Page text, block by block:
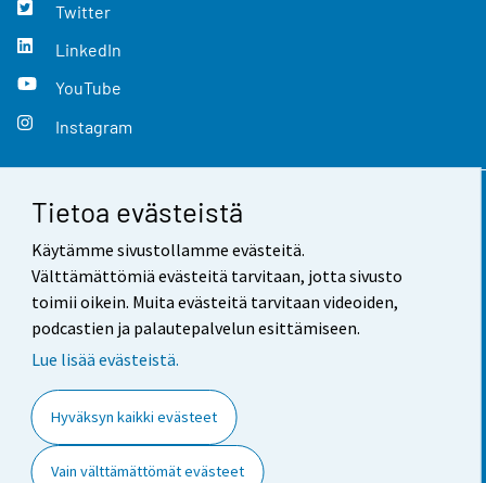
Tietoa evästeistä
Käytämme sivustollamme evästeitä.
Välttämättömiä evästeitä tarvitaan, jotta sivusto
toimii oikein. Muita evästeitä tarvitaan videoiden,
podcastien ja palautepalvelun esittämiseen.
Lue lisää evästeistä.
Hyväksyn kaikki evästeet
Vain välttämättömät evästeet
Twitter
LinkedIn
YouTube
Instagram
Yhteystiedot
Palaute
Käyttöehdot
Saavutettavuus
Tietoa sivustosta
Evästeasetukset